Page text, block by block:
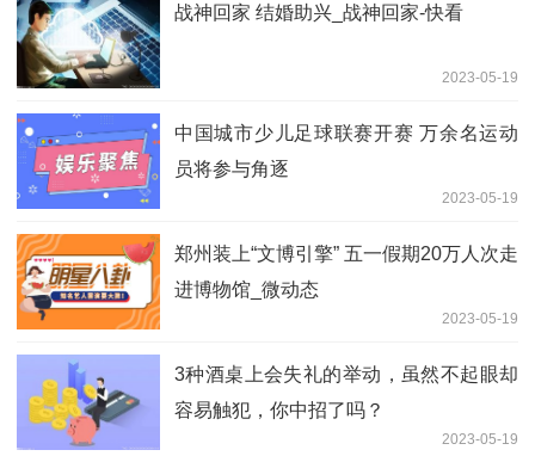
战神回家 结婚助兴_战神回家-快看
2023-05-19
中国城市少儿足球联赛开赛 万余名运动
员将参与角逐
2023-05-19
郑州装上“文博引擎” 五一假期20万人次走
进博物馆_微动态
2023-05-19
3种酒桌上会失礼的举动，虽然不起眼却
容易触犯，你中招了吗？
2023-05-19